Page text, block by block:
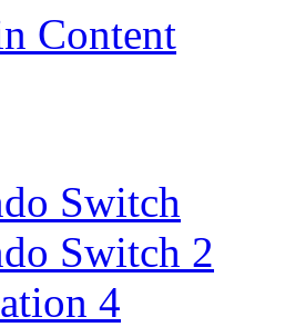
Content
Switch
Switch 2
4